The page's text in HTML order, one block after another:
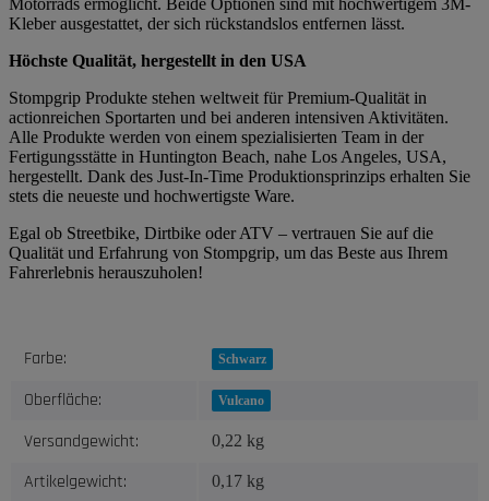
Kleber ausgestattet, der sich rückstandslos entfernen lässt.
Höchste Qualität, hergestellt in den USA
Stompgrip Produkte stehen weltweit für Premium-Qualität in
actionreichen Sportarten und bei anderen intensiven Aktivitäten.
Alle Produkte werden von einem spezialisierten Team in der
Fertigungsstätte in Huntington Beach, nahe Los Angeles, USA,
hergestellt. Dank des Just-In-Time Produktionsprinzips erhalten Sie
stets die neueste und hochwertigste Ware.
Egal ob Streetbike, Dirtbike oder ATV – vertrauen Sie auf die
Qualität und Erfahrung von Stompgrip, um das Beste aus Ihrem
Fahrerlebnis herauszuholen!
Produkteigenschaft
Wert
Farbe: Schwarz
Oberfläche: Vulcano
Versandgewicht: 0,22 kg
Artikelgewicht: 0,17 kg